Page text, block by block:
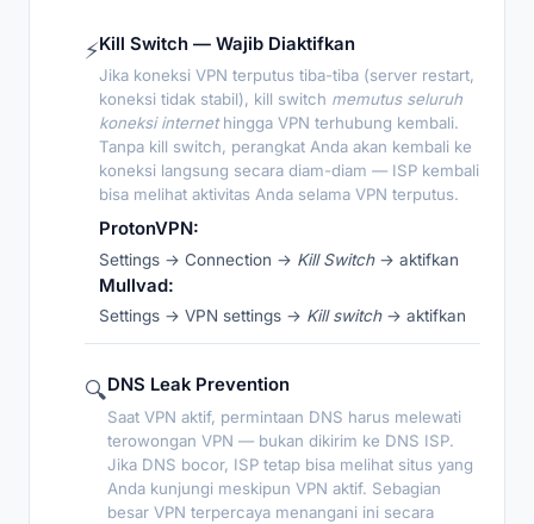
⚡Kill Switch — Wajib Diaktifkan
Jika koneksi VPN terputus tiba-tiba (server restart,
koneksi tidak stabil), kill switch memutus seluruh
koneksi internethingga VPN terhubung kembali.
Tanpa kill switch, perangkat Anda akan kembali ke
koneksi langsung secara diam-diam — ISP kembali
bisa melihat aktivitas Anda selama VPN terputus.
ProtonVPN:
Settings → Connection → Kill Switch→ aktifkan
Mullvad:
Settings → VPN settings → Kill switch→ aktifkan
🔍DNS Leak Prevention
Saat VPN aktif, permintaan DNS harus melewati
terowongan VPN — bukan dikirim ke DNS ISP.
Jika DNS bocor, ISP tetap bisa melihat situs yang
Anda kunjungi meskipun VPN aktif. Sebagian
besar VPN terpercaya menangani ini secara